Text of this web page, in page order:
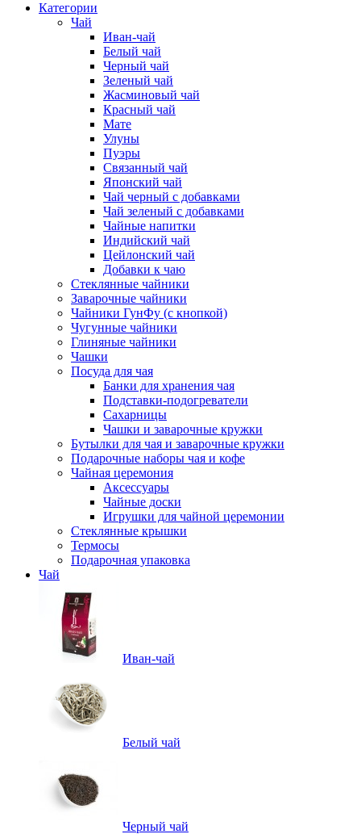
Категории
Чай
Иван-чай
Белый чай
Черный чай
Зеленый чай
Жасминовый чай
Красный чай
Мате
Улуны
Пуэры
Связанный чай
Японский чай
Чай черный с добавками
Чай зеленый с добавками
Чайные напитки
Индийский чай
Цейлонский чай
Добавки к чаю
Стеклянные чайники
Заварочные чайники
Чайники ГунФу (с кнопкой)
Чугунные чайники
Глиняные чайники
Чашки
Посуда для чая
Банки для хранения чая
Подставки-подогреватели
Сахарницы
Чашки и заварочные кружки
Бутылки для чая и заварочные кружки
Подарочные наборы чая и кофе
Чайная церемония
Аксессуары
Чайные доски
Игрушки для чайной церемонии
Стеклянные крышки
Термосы
Подарочная упаковка
Чай
Иван-чай
Белый чай
Черный чай